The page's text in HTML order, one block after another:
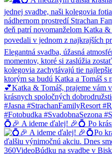
💍🎉 A ideme ďalej! 🎉💍 Po